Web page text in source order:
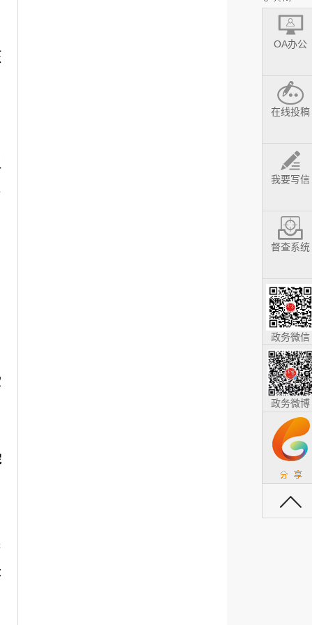
OA办公
在线投稿
我要写信
督查系统
政务微信
政务微博